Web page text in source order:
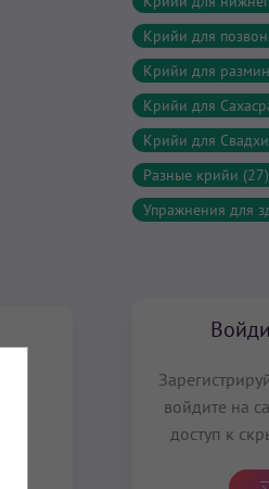
Крийи для
Крийи для
Крийи для
Крийи для
Разные крийи (27)
Упражнения для
войдите на
доступ к